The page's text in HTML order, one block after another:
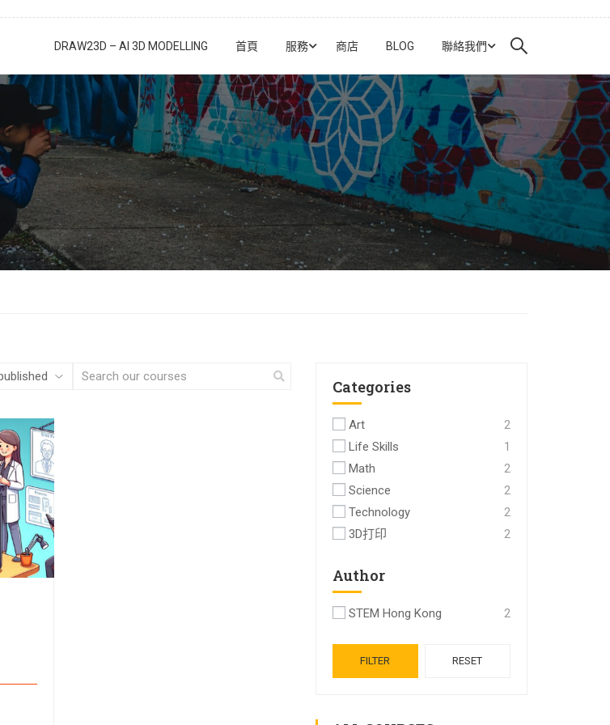
DRAW23D – AI 3D MODELLING 首頁 服務 商店 BLOG 聯絡我們
Categories
Art
2
Life Skills
1
Math
2
Science
2
Technology
2
3D打印
2
Author
STEM Hong Kong 2
FILTER RESET